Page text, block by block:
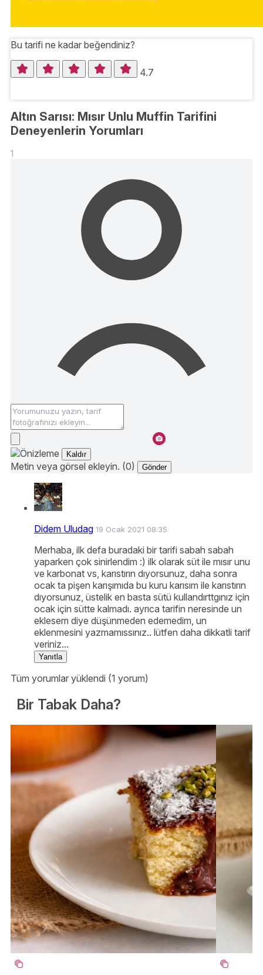
Bu tarifi ne kadar beğendiniz?
4.7
Altın Sarısı: Mısır Unlu Muffin Tarifini
Deneyenlerin Yorumları
1
Kaldır
Metin veya görsel ekleyin. (0) Gönder
Didem Uludag 19 Ocak 2021 08:35
Merhaba, ilk defa buradaki bir tarifi sabah sabah
yaparken çok sinirlendim :) ilk olarak süt ile mısır unu
ve karbonat vs, karıstırın dıyorsunuz, daha sonra
ocak ta pişen karışımıda bu kuru karısım ile karıstırın
dıyorsunuz, üstelik en basta sütü kullandırttgınız için
ocak için sütte kalmadı. ayrıca tarifin neresinde un
eklesem diye düşünmeden edemedim, un
eklenmesini yazmamıssınız.. lütfen daha dikkatli tarif
veriniz...
Yanıtla
Tüm yorumlar yüklendi (1 yorum)
Bir Tabak Daha?